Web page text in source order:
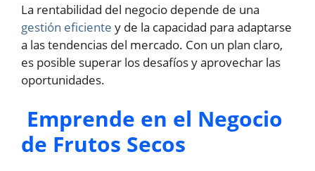
La rentabilidad del negocio depende de una
gestión eficiente y de la capacidad para adaptarse
a las tendencias del mercado. Con un plan claro,
es posible superar los desafíos y aprovechar las
oportunidades.
Emprende en el Negocio
de Frutos Secos